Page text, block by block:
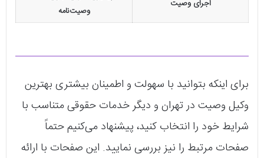
اجرای وصیت
وصیت‌نامه
برای اینکه بتوانید با سهولت و اطمینان بیشتری بهترین
وکیل وصیت در تهران و دیگر خدمات حقوقی متناسب با
شرایط خود را انتخاب کنید، پیشنهاد می‌کنیم حتماً
صفحات مرتبط را نیز بررسی نمایید. این صفحات با ارائه